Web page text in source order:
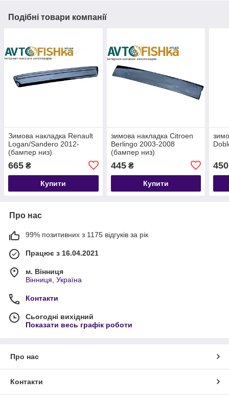
Подібні товари компанії
Зимова накладка Renault
Logan/Sandero 2012-
(бампер низ)
665 ₴
Купити
зимова накладка Citroen
Berlingo 2003-2008
(бампер низ)
445₴
Купити
450
Про нас
99% позитивних з 1175 відгуків за рік
Працює з 16.04.2021
м. Вінниця
Вінниця, Україна
Контакти
Сьогодні вихідний
Показати весь графік роботи
Про нас
Контакти